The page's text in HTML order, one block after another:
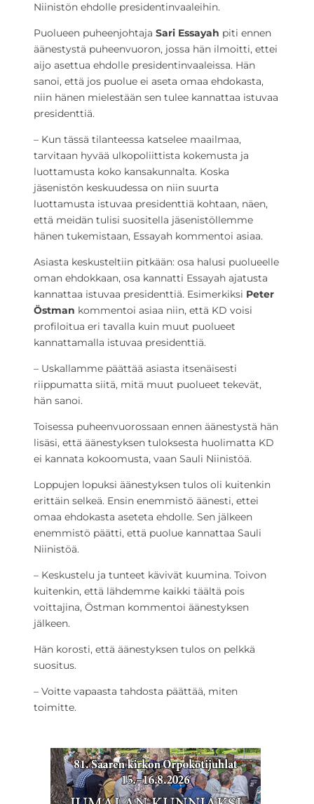
Niinistön ehdolle presidentinvaaleihin.
Puolueen puheenjohtaja Sari Essayah piti ennen
äänestystä puheenvuoron, jossa hän ilmoitti, ettei
aijo asettua ehdolle presidentinvaaleissa. Hän
sanoi, että jos puolue ei aseta omaa ehdokasta,
niin hänen mielestään sen tulee kannattaa istuvaa
presidenttiä.
– Kun tässä tilanteessa katselee maailmaa,
tarvitaan hyvää ulkopoliittista kokemusta ja
luottamusta koko kansakunnalta. Koska
jäsenistön keskuudessa on niin suurta
luottamusta istuvaa presidenttiä kohtaan, näen,
että meidän tulisi suositella jäsenistöllemme
hänen tukemistaan, Essayah kommentoi asiaa.
Asiasta keskusteltiin pitkään: osa halusi puolueelle
oman ehdokkaan, osa kannatti Essayah ajatusta
kannattaa istuvaa presidenttiä. Esimerkiksi Peter
Östman kommentoi asiaa niin, että KD voisi
profiloitua eri tavalla kuin muut puolueet
kannattamalla istuvaa presidenttiä.
– Uskallamme päättää asiasta itsenäisesti
riippumatta siitä, mitä muut puolueet tekevät,
hän sanoi.
Toisessa puheenvuorossaan ennen äänestystä hän
lisäsi, että äänestyksen tuloksesta huolimatta KD
ei kannata kokoomusta, vaan Sauli Niinistöä.
Loppujen lopuksi äänestyksen tulos oli kuitenkin
erittäin selkeä. Ensin enemmistö äänesti, ettei
omaa ehdokasta aseteta ehdolle. Sen jälkeen
enemmistö päätti, että puolue kannattaa Sauli
Niinistöä.
– Keskustelu ja tunteet kävivät kuumina. Toivon
kuitenkin, että lähdemme kaikki täältä pois
voittajina, Östman kommentoi äänestyksen
jälkeen.
Hän korosti, että äänestyksen tulos on pelkkä
suositus.
– Voitte vapaasta tahdosta päättää, miten
toimitte.